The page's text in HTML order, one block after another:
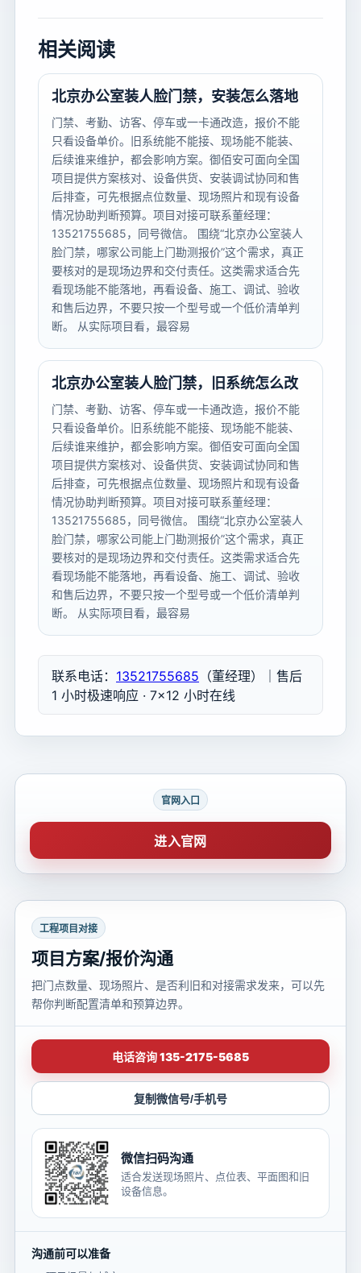
相关阅读
北京办公室装人脸门禁，安装怎么落地
门禁、考勤、访客、停车或一卡通改造，报价不能
只看设备单价。旧系统能不能接、现场能不能装、
后续谁来维护，都会影响方案。御佰安可面向全国
项目提供方案核对、设备供货、安装调试协同和售
后排查，可先根据点位数量、现场照片和现有设备
情况协助判断预算。项目对接可联系董经理：
13521755685，同号微信。 围绕“北京办公室装人
脸门禁，哪家公司能上门勘测报价”这个需求，真正
要核对的是现场边界和交付责任。这类需求适合先
看现场能不能落地，再看设备、施工、调试、验收
和售后边界，不要只按一个型号或一个低价清单判
断。 从实际项目看，最容易
北京办公室装人脸门禁，旧系统怎么改
门禁、考勤、访客、停车或一卡通改造，报价不能
只看设备单价。旧系统能不能接、现场能不能装、
后续谁来维护，都会影响方案。御佰安可面向全国
项目提供方案核对、设备供货、安装调试协同和售
后排查，可先根据点位数量、现场照片和现有设备
情况协助判断预算。项目对接可联系董经理：
13521755685，同号微信。 围绕“北京办公室装人
脸门禁，哪家公司能上门勘测报价”这个需求，真正
要核对的是现场边界和交付责任。这类需求适合先
看现场能不能落地，再看设备、施工、调试、验收
和售后边界，不要只按一个型号或一个低价清单判
断。 从实际项目看，最容易
联系电话： 13521755685 （董经理）｜售后
1 小时极速响应 · 7×12 小时在线
官网入口
进入官网
工程项目对接
项目方案/报价沟通
把门点数量、现场照片、是否利旧和对接需求发来，可以先
帮你判断配置清单和预算边界。
电话咨询 135-2175-5685
复制微信号/手机号
微信扫码沟通
适合发送现场照片、点位表、平面图和旧
设备信息。
沟通前可以准备